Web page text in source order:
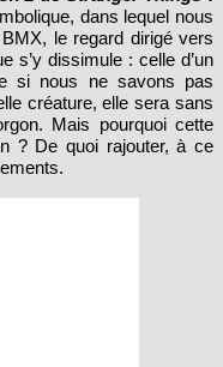
le regard dirigé vers
s’y dissimule : celle d’un
si nous ne savons pas
créature, elle sera sans
Mais pourquoi cette
? De quoi rajouter, à ce